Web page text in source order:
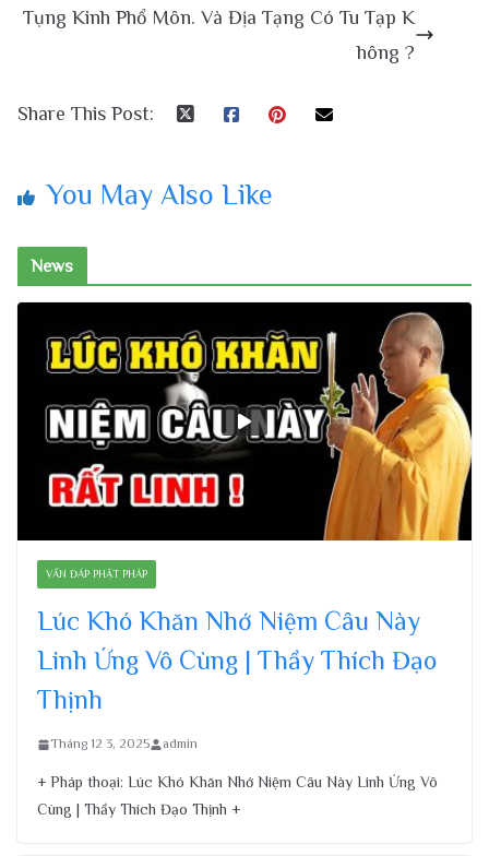
Tụng Kinh Phổ Môn. Và Địa Tạng Có Tu Tạp K
hông ?
Share This Post:
You May Also Like
News
VẤN ĐÁP PHẬT PHÁP
Lúc Khó Khăn Nhớ Niệm Câu Này
Linh Ứng Vô Cùng | Thầy Thích Đạo
Thịnh
Tháng 12 3, 2025 admin
+ Pháp thoại: Lúc Khó Khăn Nhớ Niệm Câu Này Linh Ứng Vô
Cùng | Thầy Thích Đạo Thịnh +